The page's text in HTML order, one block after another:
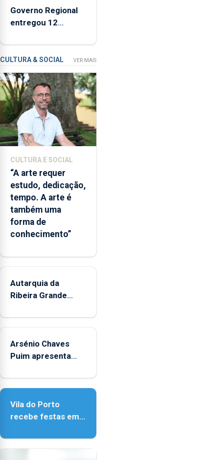
criação
financiamento
para
os
bombeiros
dos
Açores
com
responsabilidades
partilhadas
entre
o
Governo
Regional
e
municípios.
Governo Regional
entregou 12
freguesia da Maia
CULTURA & SOCIAL VER MAIS
CULTURA E SOCIAL
“A arte requer
estudo, dedicação,
tempo. A arte é
também uma
forma de
conhecimento”
Autarquia da
Ribeira Grande
"Museus no Verão"
Arsénio Chaves
Puim apresenta
de Vila do Porto
Vila do Porto
recebe festas em
Senhora da